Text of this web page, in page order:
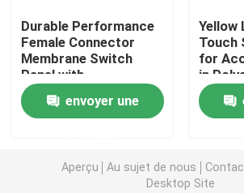
Contact à membrane de LED
Contact à membrane de contre-
Contact à membrane PCB
Durable Performance
Female Connector
Membrane Switch
Panel with
Customizable
Embossing and 4-LEG
Metal Dome
envoyer une
Yellow
Touch
for
in
Aperçu Au sujet de nous
Desktop Site